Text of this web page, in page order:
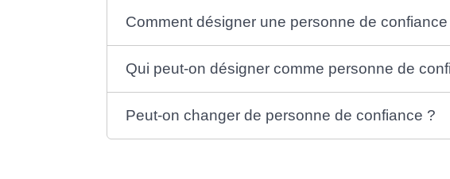
Comment désigner une personne de confiance
Qui peut-on désigner comme personne de
Peut-on changer de personne de confiance ?